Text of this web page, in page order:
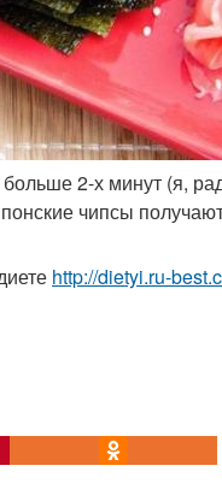
2-х минут (я,
чипсы
http://dietyi.ru-